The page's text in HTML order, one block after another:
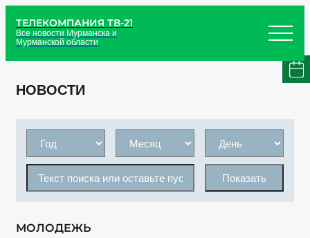
ТЕЛЕКОМПАНИЯ ТВ-21
Все новости Мурманска и
Мурманской области
НОВОСТИ
Показать
МОЛОДЕЖЬ